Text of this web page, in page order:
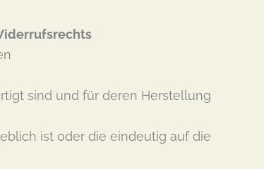
sind und für deren Herstellung
ist oder die eindeutig auf die